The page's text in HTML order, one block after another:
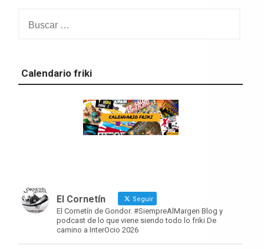
Calendario friki
El Cornetín Seguir
El Cornetín de Gondor. #SiempreAlMargen Blog y
podcast de lo que viene siendo todo lo friki De
camino a InterOcio 2026